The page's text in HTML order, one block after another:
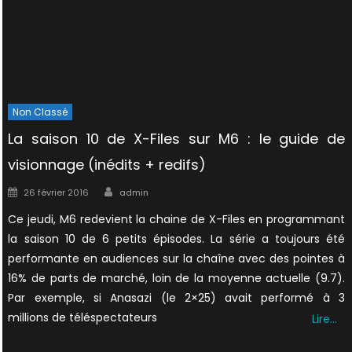
Non Classé
La saison 10 de X-Files sur M6 : le guide de
visionnage (inédits + redifs)
Posted
26 février 2016 Author
admin
Ce jeudi, M6 redevient la chaine de X-Files en programmant
la saison 10 de 6 petits épisodes. La série a toujours été
performante en audiences sur la chaîne avec des pointes à
16% de parts de marché, loin de la moyenne actuelle (9.7).
Par exemple, si Anasazi (le 2×25) avait performé à 3
millions de téléspectateurs
Lire…